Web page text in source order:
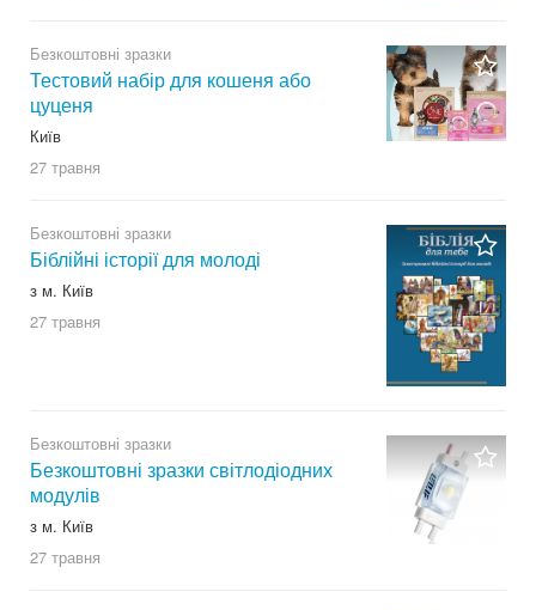
Безкоштовні зразки
Тестовий набір для кошеня або
цуценя
Київ
27 травня
Безкоштовні зразки
Біблійні історії для молоді
з м. Київ
27 травня
Безкоштовні зразки
Безкоштовні зразки світлодіодних
модулів
з м. Київ
27 травня